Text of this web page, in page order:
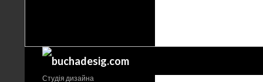
Поиск
Студія дизайна